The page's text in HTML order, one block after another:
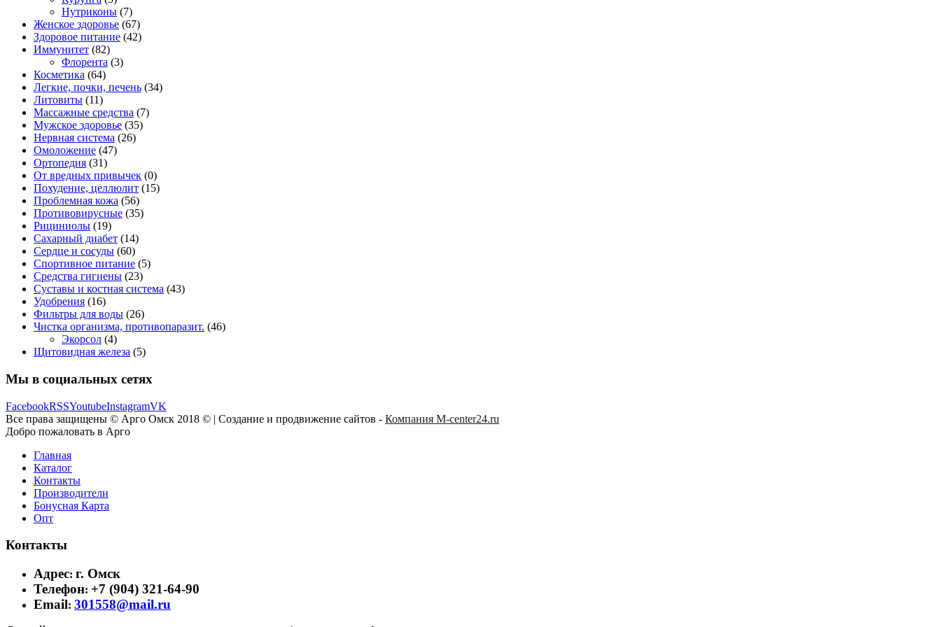
Нутриконы (7)
Женское здоровье (67)
Здоровое питание (42)
Иммунитет (82)
Флорента (3)
Косметика (64)
Легкие, почки, печень (34)
Литовиты (11)
Массажные средства (7)
Мужское здоровье (35)
Нервная система (26)
Омоложение (47)
Ортопедия (31)
От вредных привычек (0)
Похудение, целлюлит (15)
Проблемная кожа (56)
Противовирусные (35)
Рициниолы (19)
Сахарный диабет (14)
Сердце и сосуды (60)
Спортивное питание (5)
Средства гигиены (23)
Суставы и костная система (43)
Удобрения (16)
Фильтры для воды (26)
Чистка организма, противопаразит. (46)
Экорсол (4)
Щитовидная железа (5)
Мы в социальных сетях
FacebookRSSYoutubeInstagramVK
Все права защищены © Арго Омск 2018 © | Создание и продвижение сайтов - Компания M-center24.ru
Добро пожаловать в Арго
Главная
Каталог
Контакты
Производители
Бонусная Карта
Опт
Контакты
Адрес: г. Омск
Телефон: +7 (904) 321-64-90
Email: 301558@mail.ru